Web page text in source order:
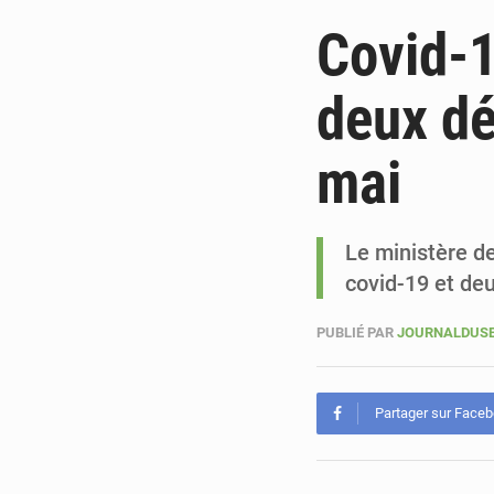
Covid-
deux
mai
Le ministère
covid-19 et
PUBLIÉ PAR
Partager sur